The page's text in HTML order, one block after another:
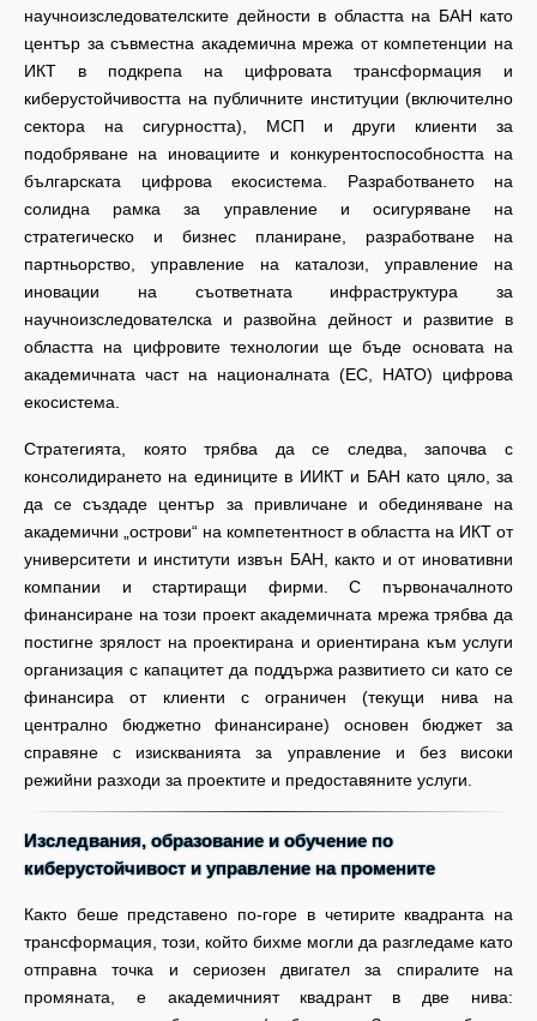
научноизследователските дейности в областта на БАН като
център за съвместна академична мрежа от компетенции на
ИКТ в подкрепа на цифровата трансформация и
киберустойчивостта на публичните институции (включително
сектора на сигурността), МСП и други клиенти за
подобряване на иновациите и конкурентоспособността на
българската цифрова екосистема. Разработването на
солидна рамка за управление и осигуряване на
стратегическо и бизнес планиране, разработване на
партньорство, управление на каталози, управление на
иновации на съответната инфраструктура за
научноизследователска и развойна дейност и развитие в
областта на цифровите технологии ще бъде основата на
академичната част на националната (ЕС, НАТО) цифрова
екосистема.
Стратегията, която трябва да се следва, започва с
консолидирането на единиците в ИИКТ и БАН като цяло, за
да се създаде център за привличане и обединяване на
академични „острови“ на компетентност в областта на ИКТ от
университети и институти извън БАН, както и от иновативни
компании и стартиращи фирми. С първоначалното
финансиране на този проект академичната мрежа трябва да
постигне зрялост на проектирана и ориентирана към услуги
организация с капацитет да поддържа развитието си като се
финансира от клиенти с ограничен (текущи нива на
централно бюджетно финансиране) основен бюджет за
справяне с изискванията за управление и без високи
режийни разходи за проектите и предоставяните услуги.
Изследвания, образование и обучение по
киберустойчивост и управление на промените
Както беше представено по-горе в четирите квадранта на
трансформация, този, който бихме могли да разгледаме като
отправна точка и сериозен двигател за спиралите на
промяната, е академичният квадрант в две нива: